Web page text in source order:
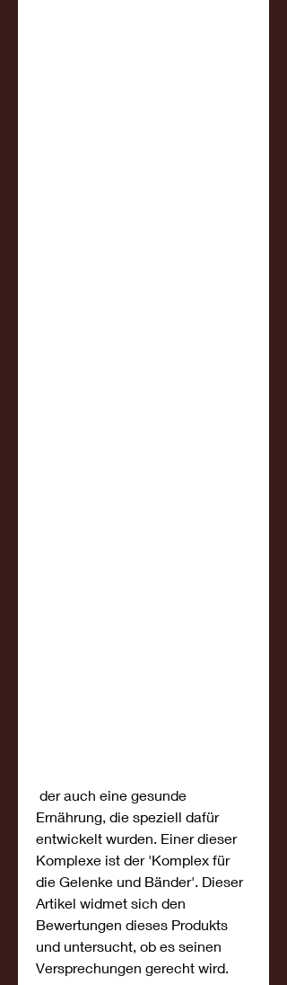
Ernährung, die speziell dafür
entwickelt wurden. Einer dieser
Komplexe ist der 'Komplex für
die Gelenke und Bänder'. Dieser
Artikel widmet sich den
Bewertungen dieses Produkts
und untersucht, ob es seinen
Versprechungen gerecht wird.